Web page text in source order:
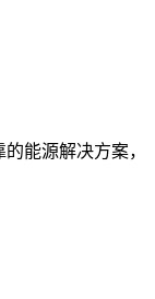
能源解决方案，